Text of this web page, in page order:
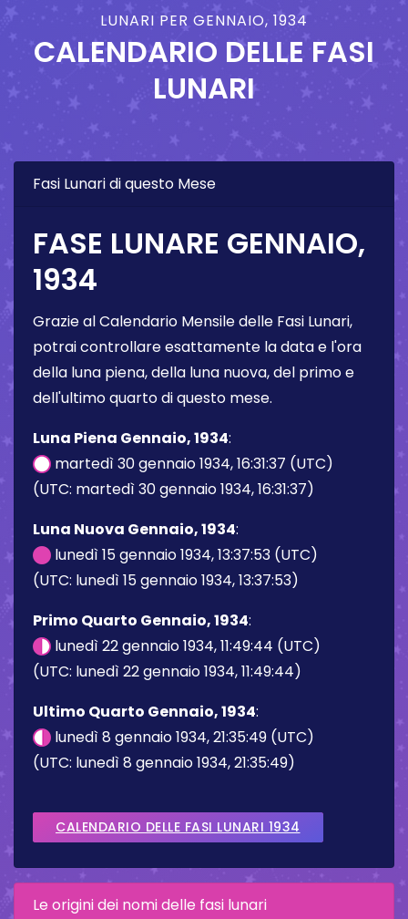
LUNARI PER GENNAIO, 1934
CALENDARIO DELLE FASI
LUNARI
Fasi Lunari di questo Mese
FASE LUNARE GENNAIO,
1934
Grazie al Calendario Mensile delle Fasi Lunari,
potrai controllare esattamente la data e l'ora
della luna piena, della luna nuova, del primo e
dell'ultimo quarto di questo mese.
Luna Piena Gennaio, 1934:
martedì 30 gennaio 1934, 16:31:37 (UTC)
(UTC: martedì 30 gennaio 1934, 16:31:37)
Luna Nuova Gennaio, 1934:
lunedì 15 gennaio 1934, 13:37:53 (UTC)
(UTC: lunedì 15 gennaio 1934, 13:37:53)
Primo Quarto Gennaio, 1934:
lunedì 22 gennaio 1934, 11:49:44 (UTC)
(UTC: lunedì 22 gennaio 1934, 11:49:44)
Ultimo Quarto Gennaio, 1934:
lunedì 8 gennaio 1934, 21:35:49 (UTC)
(UTC: lunedì 8 gennaio 1934, 21:35:49)
CALENDARIO DELLE FASI LUNARI 1934
Le origini dei nomi delle fasi lunari